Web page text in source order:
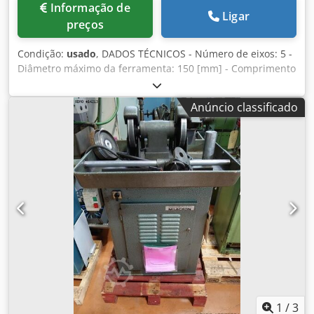
preços
Ligar
Condição: usado, DADOS TÉCNICOS - Número de eixos: 5 -
Diâmetro máximo da ferramenta: 150 [mm] - Comprimento
máximo da ferramenta no modo manual: 300 [mm] -
Comprimento máximo da ferramenta no modo automático:
140 [mm] - Peso máximo da ferramenta: 25 [kg] CABEÇA
DA PEÇA DE TRABALHO (eixo A) - Anexos: SA 50 - Curso X/Z:
360 / 300 [mm] - Eixo da trajetória A: 360 [°]
Cedouhbzuopfx Adyjrf - Velocidade máx.: 800 [rpm]
CABEÇA DE RETIFICAÇÃO (eixo B) - Anexo: HSK-E40 -
Caminho Y: 200 [mm] - Eixo de trajetória B: -30 / +180 [°] -
Diâmetro da roda de moagem: 125 [mm] - Velocidade
máxima: 20.000 [rpm] - Potência do fuso: 7 [kW] REVISTA
REBOCOS DE ESMERILHAMENTO - Posições: 4 REVISTA DE
FERRAMENTAS - Tipo: com sistema de fixação SCHUNK,
através dos eixos lineares - Comprimento da ferramenta:
40 – 140 [mm] - Quantidade de ferramentas Ø4-6 por
palete: 200 - Quantidade de ferramentas Ø6-10 por palete:
96 - Quantidade de ferramentas Ø6-16 por palete: 54
Anúncio classificado
1 /3